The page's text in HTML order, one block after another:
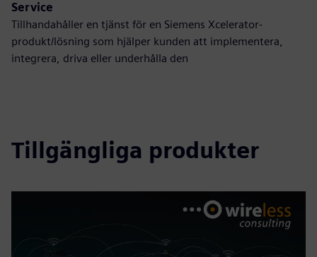
Service
Tillhandahåller en tjänst för en Siemens Xcelerator-
produkt/lösning som hjälper kunden att implementera,
integrera, driva eller underhålla den
Tillgängliga produkter